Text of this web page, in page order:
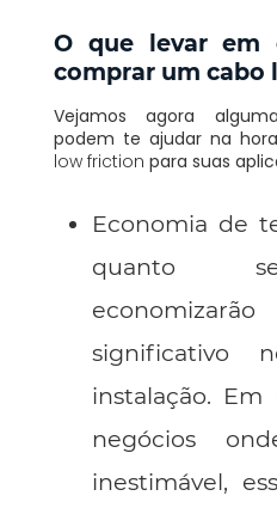
O que levar em
comprar um
Vejamos agora
podem te ajudar na
low friction para suas
Economia de
quanto
significativo
instalação.
negócios
inestimável,